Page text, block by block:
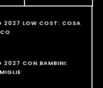
2027 LOW COST: COSA
2027 CON BAMBINI: